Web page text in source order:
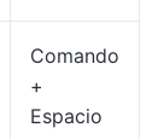
Comando
+
Espacio